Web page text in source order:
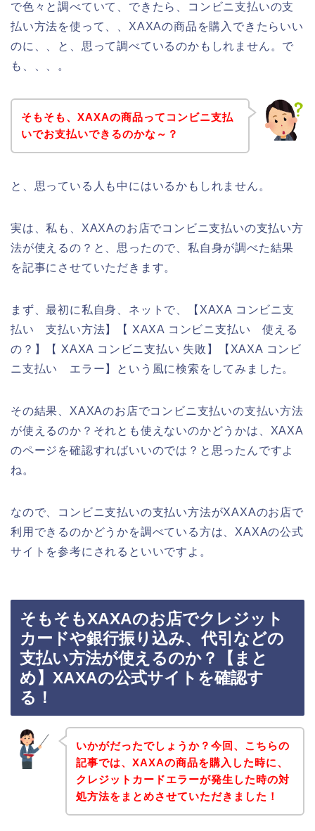
で色々と調べていて、できたら、コンビニ支払いの支
払い方法を使って、、XAXAの商品を購入できたらいい
のに、、と、思って調べているのかもしれません。で
も、、、。
そもそも、XAXAの商品ってコンビニ支払
いでお支払いできるのかな～？
と、思っている人も中にはいるかもしれません。
実は、私も、XAXAのお店でコンビニ支払いの支払い方
法が使えるの？と、思ったので、私自身が調べた結果
を記事にさせていただきます。
まず、最初に私自身、ネットで、【XAXA コンビニ支
払い 支払い方法】【 XAXA コンビニ支払い 使える
の？】【 XAXA コンビニ支払い 失敗】【XAXA コンビ
ニ支払い エラー】という風に検索をしてみました。
その結果、XAXAのお店でコンビニ支払いの支払い方法
が使えるのか？それとも使えないのかどうかは、XAXA
のページを確認すればいいのでは？と思ったんですよ
ね。
なので、コンビニ支払いの支払い方法がXAXAのお店で
利用できるのかどうかを調べている方は、XAXAの公式
サイトを参考にされるといいですよ。
そもそもXAXAのお店でクレジット
カードや銀行振り込み、代引などの
支払い方法が使えるのか？【まと
め】XAXAの公式サイトを確認す
る！
いかがだったでしょうか？今回、こちらの
記事では、XAXAの商品を購入した時に、
クレジットカードエラーが発生した時の対
処方法をまとめさせていただきました！